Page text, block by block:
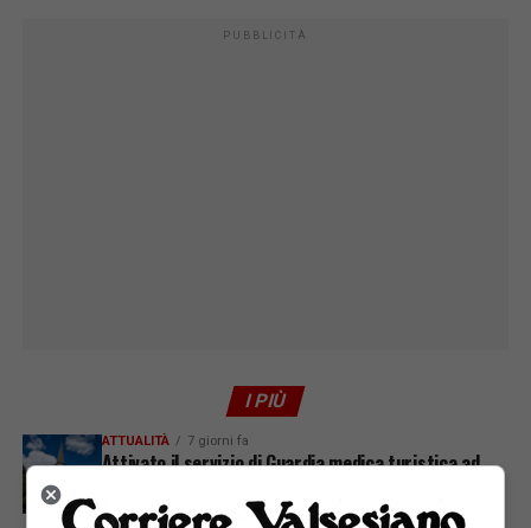
PUBBLICITÀ
I PIÙ
ATTUALITÀ 7 giorni fa
Attivato il servizio di Guardia medica turistica ad